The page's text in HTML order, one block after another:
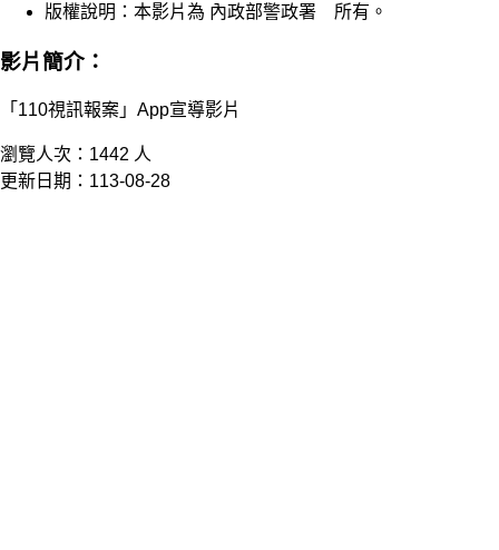
版權說明：本影片為 內政部警政署 所有。
影片簡介：
「110視訊報案」App宣導影片
瀏覽人次：1442 人
更新日期：113-08-28